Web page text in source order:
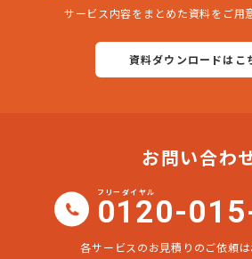
サービス内容をまとめた資料をご用
資料ダウンロードはこ
お問い合わ
フリーダイヤル
0120-
各サービスのお見積りのご依頼